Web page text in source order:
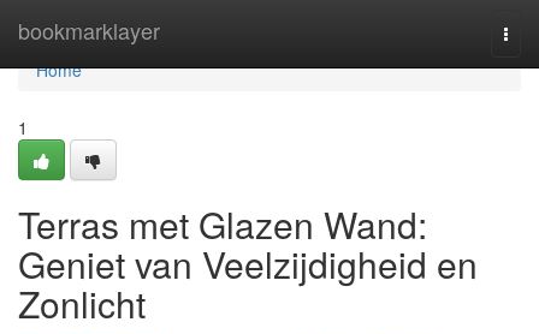
bookmarklayer
Home
Home
1
Terras met Glazen Wand:
Geniet van Veelzijdigheid en
Zonlicht